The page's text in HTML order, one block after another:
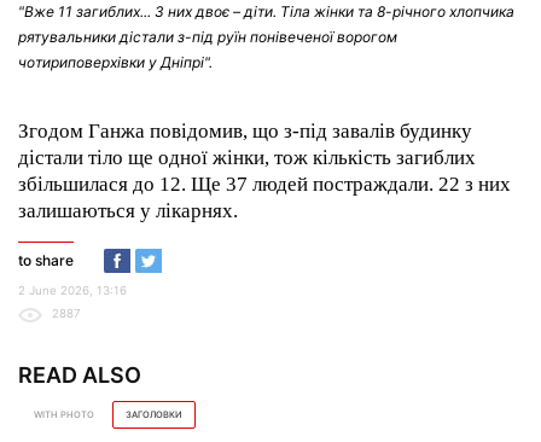
"Вже 11 загиблих... З них двоє – діти. Тіла жінки та 8-річного хлопчика
рятувальники дістали з-під руїн понівеченої ворогом
чотириповерхівки у Дніпрі".
Згодом Ганжа повідомив, що з-під завалів будинку
дістали тіло ще одної жінки, тож кількість загиблих
збільшилася до 12. Ще 37 людей постраждали. 22 з них
залишаються у лікарнях.
to share
2 June 2026, 13:16
2887
READ ALSO
WITH PHOTO ЗАГОЛОВКИ